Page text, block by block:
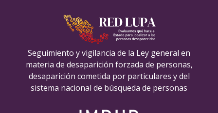
Seguimiento y vigilancia de la Ley general en
materia de desaparición forzada de personas,
desaparición cometida por particulares y del
sistema nacional de búsqueda de personas